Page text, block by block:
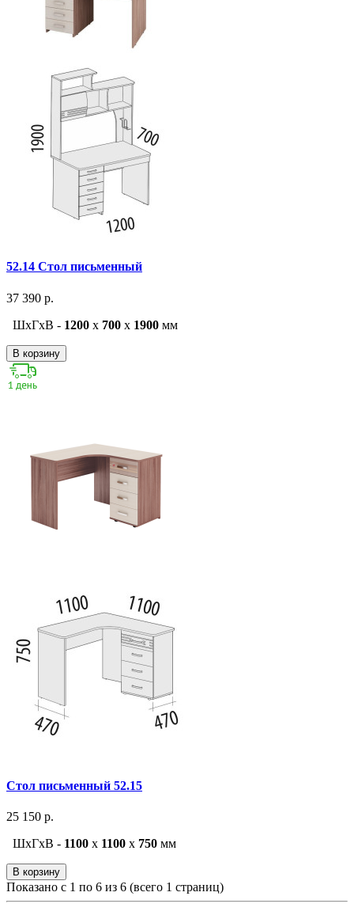
52.14 Стол письменный
37 390 р.
ШxГxВ - 1200 x 700 x 1900 мм
В корзину
Стол письменный 52.15
25 150 р.
ШxГxВ - 1100 x 1100 x 750 мм
В корзину
Показано с 1 по 6 из 6 (всего 1 страниц)